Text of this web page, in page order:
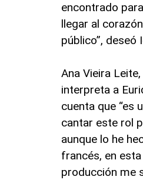
encontrado
llegar al
público”, deseó
Ana Vieira
interpreta a
cuenta que “es
cantar este rol
aunque lo he
francés, en esta
producción me